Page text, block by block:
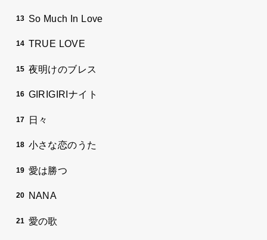
So Much In Love
TRUE LOVE
夜明けのブレス
GIRIGIRIナイト
日々
小さな恋のうた
愛は勝つ
NANA
愛の歌